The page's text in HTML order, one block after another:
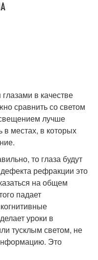
в качестве
сравнить со светом
лучше
в местах, в которых
то глаза будут
рефракции это
на общем
падает
уроки в
тусклым светом, не
Это